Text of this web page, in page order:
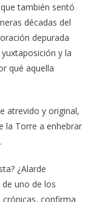
también sentó
décadas del
depurada
y la
qué aquella
atrevido y original,
la Torre a enhebrar
.
¿Alarde
uno de los
crónicas, confirma